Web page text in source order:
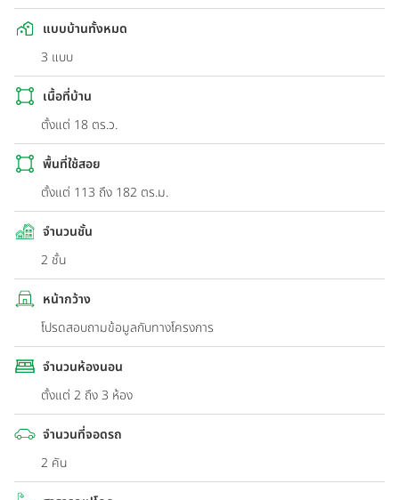
แบบบ้านทั้งหมด
3 แบบ
เนื้อที่บ้าน
ตั้งแต่ 18 ตร.ว.
พื้นที่ใช้สอย
ตั้งแต่ 113 ถึง 182 ตร.ม.
จำนวนชั้น
2 ชั้น
หน้ากว้าง
โปรดสอบถามข้อมูลกับทางโครงการ
จำนวนห้องนอน
ตั้งแต่ 2 ถึง 3 ห้อง
จำนวนที่จอดรถ
2 คัน